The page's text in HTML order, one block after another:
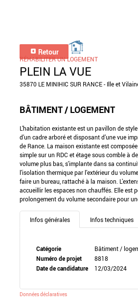
Retour
RÉHABILITER UN LOGEMENT
PLEIN LA VUE
35870 LE MINIHIC SUR RANCE - Ille et
BÂTIMENT / LOGEMENT
L’habitation existante est un pavillon de
d’un cadre arboré et disposant d’une vue
de Rance. La maison existante est
simple sur un RDC et étage sous comble à
volume plus bas, s'implante dans sa
l’isolation thermique par l’extérieur du
faire un bureau, rattaché à la maison.
accueillir les espaces non chauffés. Elle est
prolongement du volume secondaire pour
Infos générales Infos techniques
Catégorie
Bâtiment /
Numéro de projet
8818
Date de candidature
12/03/2024
Données déclaratives